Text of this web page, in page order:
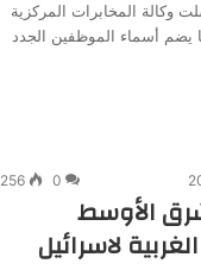
وكالة المخابرات المركزية
يضم أسماء الموظفين الجدد
0
256
الأوسط
لاسرائيل